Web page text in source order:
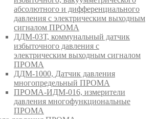
абсолютного и дифференциального
давления с электрическим выходным
сигналом ПРОМА
ДДМ-03Т, коммунальный датчик
избыточного давления с
электрическим выходным сигналом
ПРОМА
ДДМ-1000, Датчик давления
многопредельный ПРОМА
ПРОМА-ИДМ-016, измерители
давления многофункциональные
ПРОМА